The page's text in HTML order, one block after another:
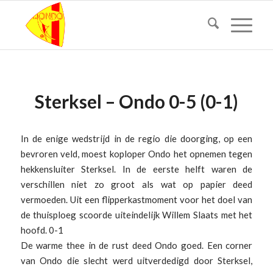
Sterksel – Ondo 0-5 (0-1)
In de enige wedstrijd in de regio die doorging, op een
bevroren veld, moest koploper Ondo het opnemen tegen
hekkensluiter Sterksel. In de eerste helft waren de
verschillen niet zo groot als wat op papier deed
vermoeden. Uit een flipperkastmoment voor het doel van
de thuisploeg scoorde uiteindelijk Willem Slaats met het
hoofd. 0-1
De warme thee in de rust deed Ondo goed. Een corner
van Ondo die slecht werd uitverdedigd door Sterksel,